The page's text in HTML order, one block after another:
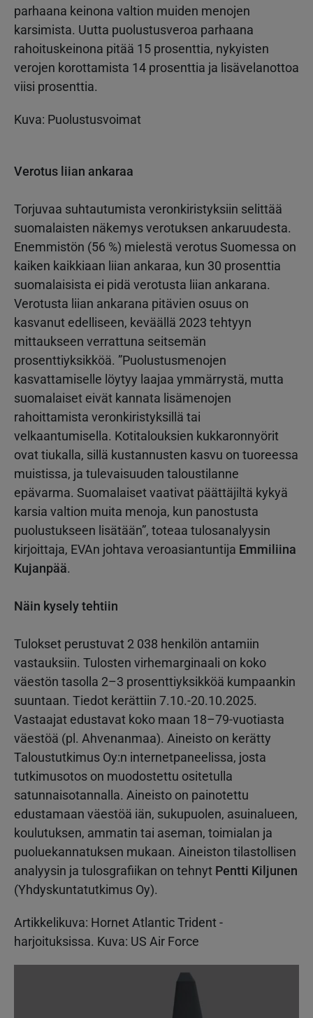
parhaana keinona valtion muiden menojen
karsimista. Uutta puolustusveroa parhaana
rahoituskeinona pitää 15 prosenttia, nykyisten
verojen korottamista 14 prosenttia ja lisävelanottoa
viisi prosenttia.
Kuva: Puolustusvoimat
Verotus liian ankaraa
Torjuvaa suhtautumista veronkiristyksiin selittää
suomalaisten näkemys verotuksen ankaruudesta.
Enemmistön (56 %) mielestä verotus Suomessa on
kaiken kaikkiaan liian ankaraa, kun 30 prosenttia
suomalaisista ei pidä verotusta liian ankarana.
Verotusta liian ankarana pitävien osuus on
kasvanut edelliseen, keväällä 2023 tehtyyn
mittaukseen verrattuna seitsemän
prosenttiyksikköä. ”Puolustusmenojen
kasvattamiselle löytyy laajaa ymmärrystä, mutta
suomalaiset eivät kannata lisämenojen
rahoittamista veronkiristyksillä tai
velkaantumisella. Kotitalouksien kukkaronnyörit
ovat tiukalla, sillä kustannusten kasvu on tuoreessa
muistissa, ja tulevaisuuden taloustilanne
epävarma. Suomalaiset vaativat päättäjiltä kykyä
karsia valtion muita menoja, kun panostusta
puolustukseen lisätään”, toteaa tulosanalyysin
kirjoittaja, EVAn johtava veroasiantuntija Emmiliina
Kujanpää.
Näin kysely tehtiin
Tulokset perustuvat 2 038 henkilön antamiin
vastauksiin. Tulosten virhemarginaali on koko
väestön tasolla 2–3 prosenttiyksikköä kumpaankin
suuntaan. Tiedot kerättiin 7.10.-20.10.2025.
Vastaajat edustavat koko maan 18–79-vuotiasta
väestöä (pl. Ahvenanmaa). Aineisto on kerätty
Taloustutkimus Oy:n internetpaneelissa, josta
tutkimusotos on muodostettu ositetulla
satunnaisotannalla. Aineisto on painotettu
edustamaan väestöä iän, sukupuolen, asuinalueen,
koulutuksen, ammatin tai aseman, toimialan ja
puoluekannatuksen mukaan. Aineiston tilastollisen
analyysin ja tulosgrafiikan on tehnyt Pentti Kiljunen
(Yhdyskuntatutkimus Oy).
Artikkelikuva: Hornet Atlantic Trident -
harjoituksissa. Kuva: US Air Force